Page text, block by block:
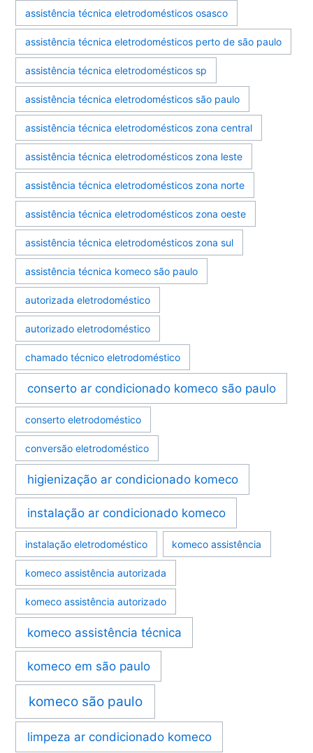
assistência técnica eletrodomésticos osasco
assistência técnica eletrodomésticos perto de são paulo
assistência técnica eletrodomésticos sp
assistência técnica eletrodomésticos são paulo
assistência técnica eletrodomésticos zona central
assistência técnica eletrodomésticos zona leste
assistência técnica eletrodomésticos zona norte
assistência técnica eletrodomésticos zona oeste
assistência técnica eletrodomésticos zona sul
assistência técnica komeco são paulo
autorizada eletrodoméstico
autorizado eletrodoméstico
chamado técnico eletrodoméstico
conserto ar condicionado komeco são paulo
conserto eletrodoméstico
conversão eletrodoméstico
higienização ar condicionado komeco
instalação ar condicionado komeco
instalação eletrodoméstico komeco assistência
komeco assistência autorizada
komeco assistência autorizado
komeco assistência técnica
komeco em são paulo
komeco são paulo
limpeza ar condicionado komeco